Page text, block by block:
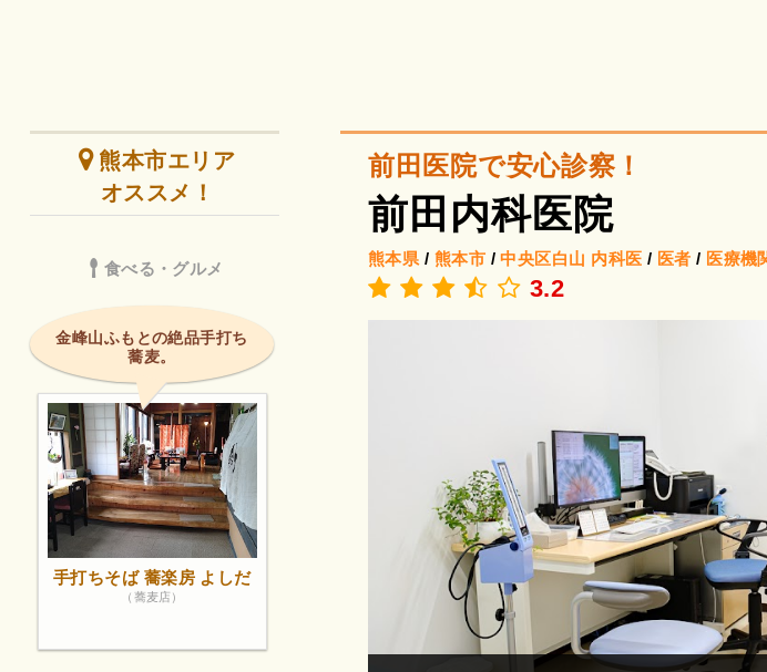
前田医院で安心診察！
前田内科医院
熊本県 / 熊本市 /中央区白山 内科医 / 医者 / 医療機
3.2
熊本市エリア
オススメ！
食べる・グルメ
金峰山ふもとの絶品手打ち
蕎麦。
手打ちそば 蕎楽房 よしだ
（蕎麦店）